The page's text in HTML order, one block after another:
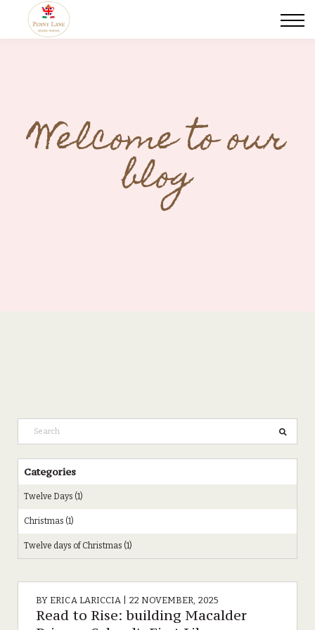
Certificazioni Linguistiche
Contact us
Welcome to our
blog
BYERICA LARICCIA | 22 NOVEMBER, 2025
Read to Rise: building Macalder
Categories
Twelve Days (1)
Christmas (1)
Twelve days of Christmas (1)